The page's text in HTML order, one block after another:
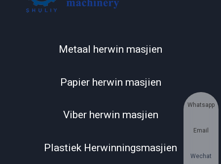
Metaal herwin masjien
Papier herwin masjien
Viber herwin masjien
Plastiek Herwinningsmasjien
Whatsapp
Email
Wechat